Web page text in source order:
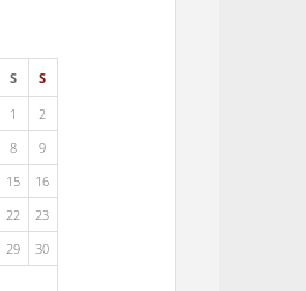
S
S
1
2
8
9
15
16
22
23
29
30